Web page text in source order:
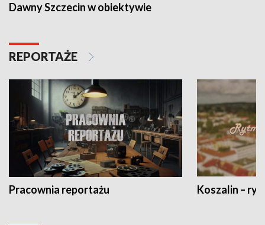
Dawny Szczecin w obiektywie
REPORTAŻE
Pracownia reportażu Koszalin –